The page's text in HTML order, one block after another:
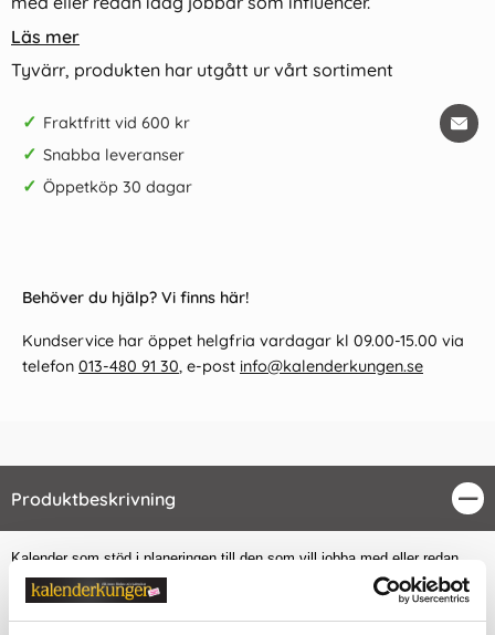
Läs mer
Tyvärr, produkten har utgått ur vårt sortiment
✓ Fraktfritt vid 600 kr
✓ Snabba leveranser
✓ Öppetköp 30 dagar
Behöver du hjälp? Vi finns här!
Kundservice har öppet helgfria vardagar kl 09.00-15.00 via
telefon 013-480 91 30, e-post info@kalenderkungen.se
Produktbeskrivning
Kalender som stöd i planeringen till den som vill jobba med eller redan
idag jobbar som influencer. Anteckna månadens samarbeten, mål och
saker som ska göras. Varje vecka finns plats att föra statistik, planera